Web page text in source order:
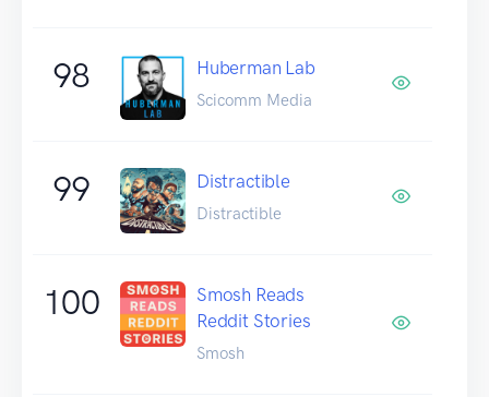
98 Huberman Lab
Scicomm Media
99 Distractible
Distractible
100
Smosh Reads
Reddit Stories
Smosh